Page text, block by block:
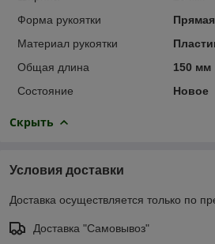
Форма рукоятки
Прямая
Материал рукоятки
Общая длина
150 мм
Состояние
Новое
Скрыть
Условия доставки
Доставка осуществляется только по
Доставка "Самовывоз"